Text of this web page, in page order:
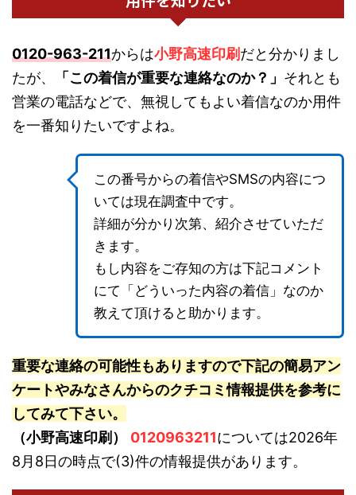
0120-963-211からは小野高速印刷だと分かりまし
たが、
「この着信が重要な連絡なのか？」 それとも
営業の電話などで、無視してもよい着信なのか用件
を一番知りたいですよね。
この番号からの着信やSMSの内容につ
いては現在調査中です。
詳細が分かり次第、紹介させていただ
きます。
もし内容をご存知の方は下記コメント
にて「どういった内容の着信」なのか
教えて頂けると助かります。
重要な連絡の可能性もありますので下記の簡易アン
ケートやみなさんからのクチコミ情報提供を参考に
してみて下さい。
（小野高速印刷）
0120963211については2026年
8月8日の時点で(3)件の情報提供があります。